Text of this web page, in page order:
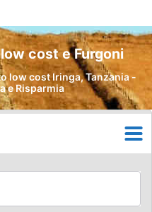
cost e Furgoni
low cost Iringa, Tanzania -
e Risparmia